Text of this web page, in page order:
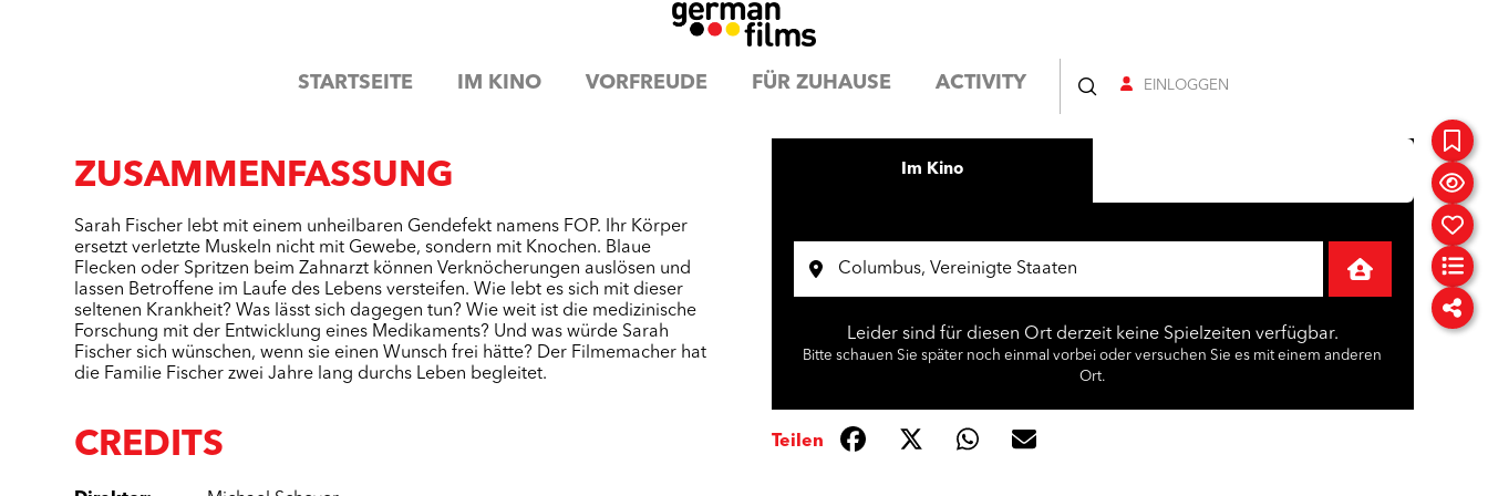
STARTSEITE IM KINO VORFREUDE FÜR ZUHAUSE ACTIVITY EINLOGGEN
ZUSAMMENFASSUNG
Sarah Fischer lebt mit einem unheilbaren Gendefekt namens FOP. Ihr Körper
ersetzt verletzte Muskeln nicht mit Gewebe, sondern mit Knochen. Blaue
Flecken oder Spritzen beim Zahnarzt können Verknöcherungen auslösen und
lassen Betroffene im Laufe des Lebens versteifen. Wie lebt es sich mit dieser
seltenen Krankheit? Was lässt sich dagegen tun? Wie weit ist die medizinische
Forschung mit der Entwicklung eines Medikaments? Und was würde Sarah
Fischer sich wünschen, wenn sie einen Wunsch frei hätte? Der Filmemacher hat
die Familie Fischer zwei Jahre lang durchs Leben begleitet.
CREDITS
Im Kino
Leider sind für diesen Ort derzeit keine Spielzeiten verfügbar.
Bitte schauen Sie später noch einmal vorbei oder versuchen Sie es mit einem anderen
Ort.
Teilen